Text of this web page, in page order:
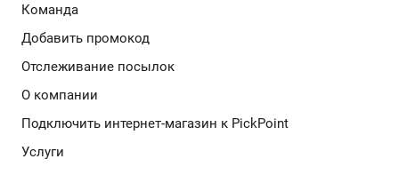
Команда
Добавить промокод
Отслеживание посылок
О компании
Подключить интернет-магазин к PickPoint
Услуги